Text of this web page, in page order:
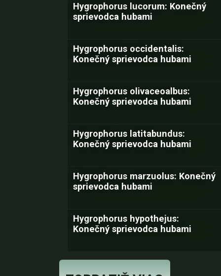
Hygrophorus lucorum: Konečný
sprievodca hubami
Hygrophorus occidentalis:
Konečný sprievodca hubami
Hygrophorus olivaceoalbus:
Konečný sprievodca hubami
Hygrophorus latitabundus:
Konečný sprievodca hubami
Hygrophorus marzuolus: Konečný
sprievodca hubami
Hygrophorus hypothejus:
Konečný sprievodca hubami